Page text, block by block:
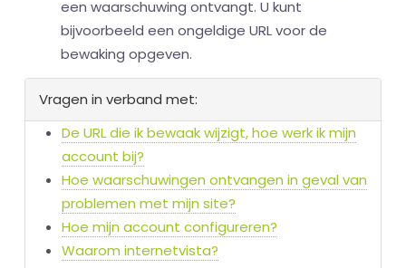
een waarschuwing ontvangt. U kunt
bijvoorbeeld een ongeldige URL voor de
bewaking opgeven.
Vragen in verband met:
De URL die ik bewaak wijzigt, hoe werk ik mijn
account bij?
Hoe waarschuwingen ontvangen in geval van
problemen met mijn site?
Hoe mijn account configureren?
Waarom internetvista?